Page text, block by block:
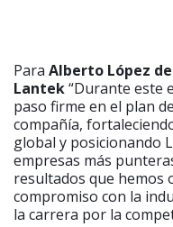
Para Alberto López
Lantek“Durante este
paso firme en el plan
compañía,
global y posicionando
empresas más
resultados que
compromiso con la
la carrera por la